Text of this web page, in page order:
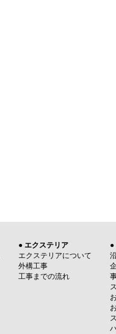
● エクステリア
エクステリアについて
外構工事
工事までの流れ
●